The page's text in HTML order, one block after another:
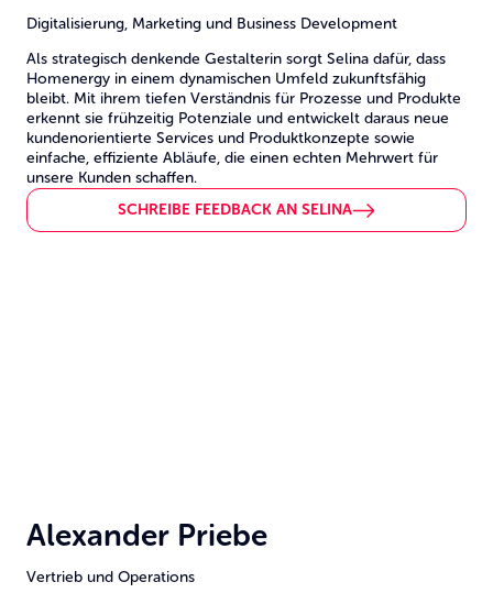
Digitalisierung, Marketing und Business Development
Als strategisch denkende Gestalterin sorgt Selina dafür, dass
Homenergy in einem dynamischen Umfeld zukunftsfähig
bleibt. Mit ihrem tiefen Verständnis für Prozesse und Produkte
erkennt sie frühzeitig Potenziale und entwickelt daraus neue
kundenorientierte Services und Produktkonzepte sowie
einfache, effiziente Abläufe, die einen echten Mehrwert für
unsere Kunden schaffen.
SCHREIBE FEEDBACK AN SELINA
Alexander Priebe
Vertrieb und Operations